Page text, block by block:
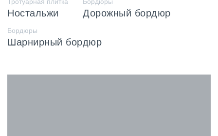
Тротуарная плитка
Ностальжи
Бордюры
Дорожный бордюр
Бордюры
Шарнирный бордюр